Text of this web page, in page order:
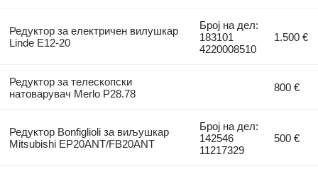
Редуктор за електричен вилушкар
Linde E12-20
Број на дел:
183101
4220008510
1.500 €
Редуктор за телескопски
натоварувач Merlo P28.78
800 €
Редуктор Bonfiglioli за виљушкар
Mitsubishi EP20ANT/FB20ANT
Број на дел:
142546
11217329
500 €